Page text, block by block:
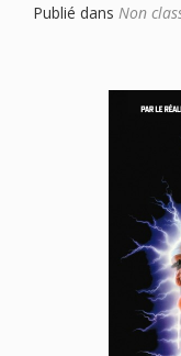
Publié dans Non